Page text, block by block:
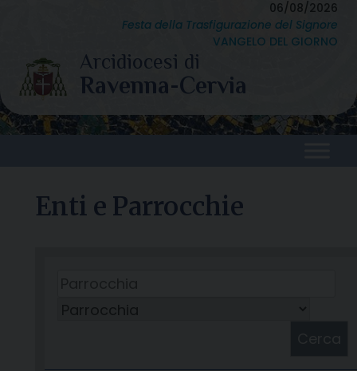
content
06/08/2026
Festa della Trasfigurazione del Signore
VANGELO DEL GIORNO
Enti e Parrocchie